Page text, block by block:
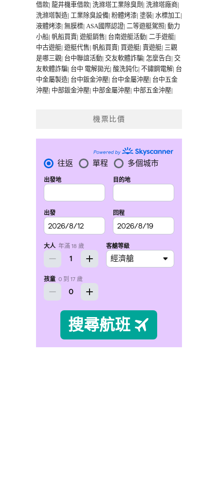
借款| 龍井機車借款| 洗滌塔工業除臭劑 | 洗滌塔廠商|
洗滌塔製造| 工業除臭設備| 粉體烤漆| 塗裝| 水標加工|
液體烤漆| 無膜標| ASA國際認證| 二等遊艇駕照| 動力
小船| 帆船買賣| 遊艇銷售| 台南遊艇活動| 二手遊艇|
中古遊艇| 遊艇代售| 帆船買賣| 買遊艇| 賣遊艇| 三觀
是哪三觀| 台中聯誼活動| 交友軟體詐騙| 怎麼告白| 交
友軟體詐騙| 台中 電解拋光| 酸洗鈍化| 不鏽鋼電解| 台
中金屬製造| 台中鈑金沖壓| 台中金屬沖壓| 台中五金
沖壓| 中部鈑金沖壓| 中部金屬沖壓| 中部五金沖壓|
機票比價